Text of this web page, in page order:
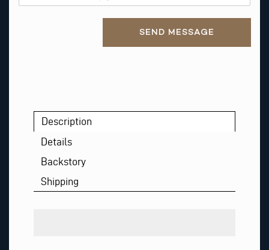
SEND MESSAGE
Description
Details
Backstory
Shipping